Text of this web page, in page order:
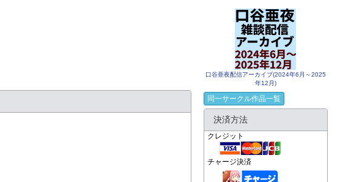
口谷亜夜配信アーカイブ(2024年6月～2025
年12月)
同一サークル作品一覧
決済方法
クレジット
チャージ決済